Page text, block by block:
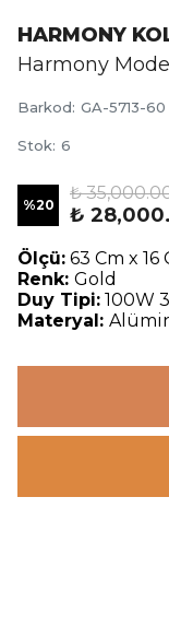
HARMONY
Harmony
Barkod: GA-5713-60
Stok: 6
%20
₺
₺
Ölçü: 63 Cm x 16
Renk: Gold
Duy Tipi: 100W
Materyal: